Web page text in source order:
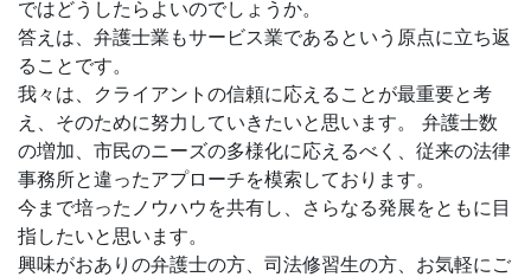
ではどうしたらよいのでしょうか。
答えは、弁護士業もサービス業であるという原点に立ち返
ることです。
我々は、クライアントの信頼に応えることが最重要と考
え、そのために努力していきたいと思います。 弁護士数
の増加、市民のニーズの多様化に応えるべく、従来の法律
事務所と違ったアプローチを模索しております。
今まで培ったノウハウを共有し、さらなる発展をともに目
指したいと思います。
興味がおありの弁護士の方、司法修習生の方、お気軽にご